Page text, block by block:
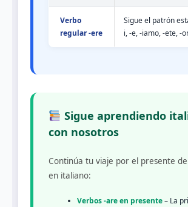
Verbo
regular -ere
Sigue el patrón
i, -e, -iamo, -ete, -
Sigue aprendiendo
con nosotros
Continúa tu viaje por el presente
en italiano:
Verbos -are en presente– La